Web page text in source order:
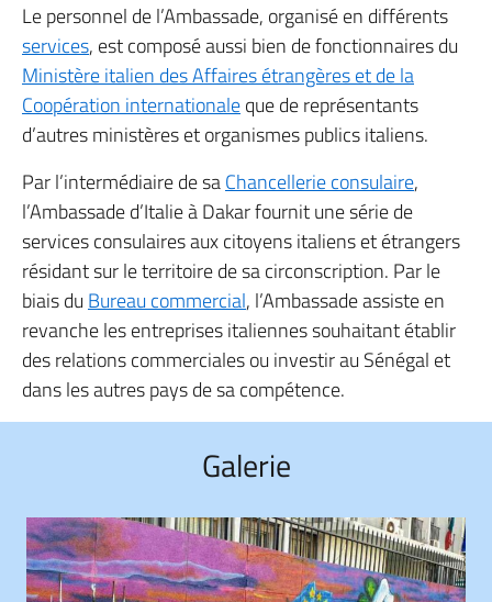
Le personnel de l’Ambassade, organisé en différents
services, est composé aussi bien de fonctionnaires du
Ministère italien des Affaires étrangères et de la
Coopération internationaleque de représentants
d’autres ministères et organismes publics italiens.
Par l’intermédiaire de saChancellerie consulaire,
l’Ambassade d’Italie à Dakar fournit une série de
services consulaires aux citoyens italiens et étrangers
résidant sur le territoire de sa circonscription. Par le
biais du Bureau commercial, l’Ambassade assiste en
revanche les entreprises italiennes souhaitant établir
des relations commerciales ou investir au Sénégal et
dans les autres pays de sa compétence.
Galerie